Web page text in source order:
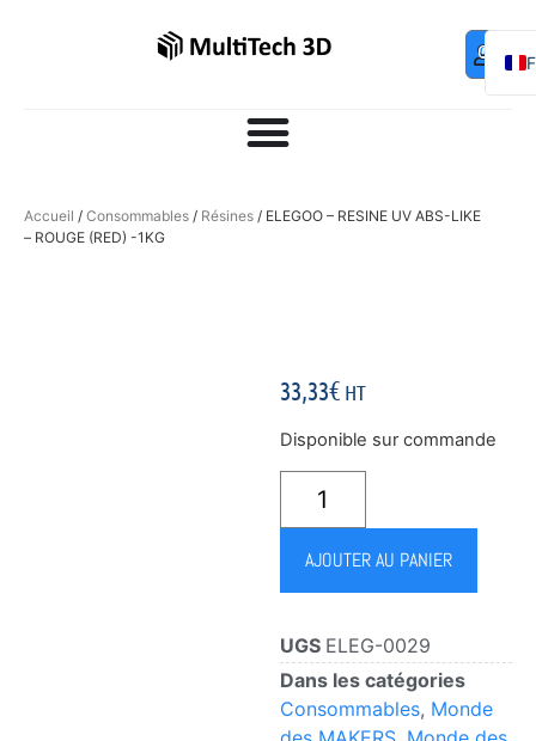
0,00 €
Accueil / Consommables / Résines / ELEGOO – RESINE UV ABS-LIKE
– ROUGE (RED) -1KG
33,33€ HT
Disponible sur commande
AJOUTER AU PANIER
UGS ELEG-0029
Dans les catégories
Consommables, Monde